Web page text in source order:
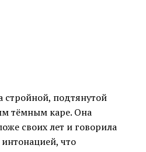
стройной, подтянутой
тёмным каре. Она
своих лет и говорила
интонацией, что